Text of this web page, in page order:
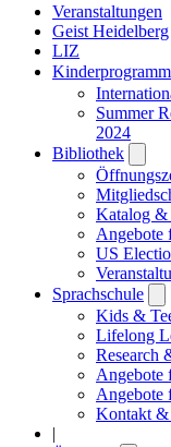
Veranstaltungen
Geist Heidelberg
LIZ
Kinderprogramm
Summer
2024
Bibliothek
Katalog &
Angebote
US
Sprachschule
Kids &
Lifelong
Research
Angebote
Angebote
Kontakt
|